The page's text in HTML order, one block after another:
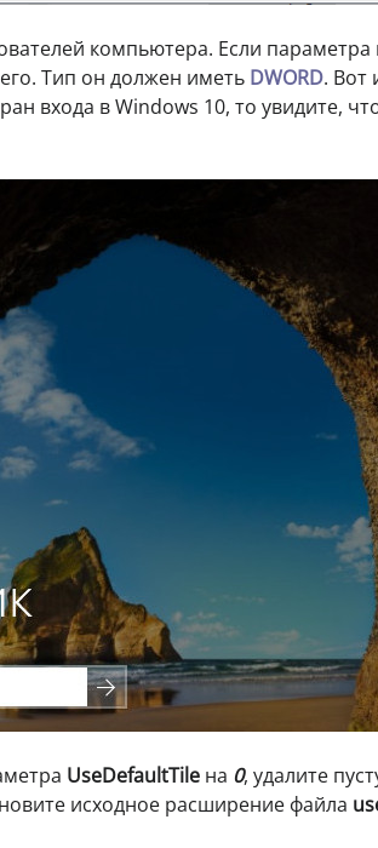
компьютера. Если параметра
Тип он должен иметь DWORD. Вот
входа в Windows 10, то увидите,
UseDefaultTile на 0, удалите
исходное расширение файла